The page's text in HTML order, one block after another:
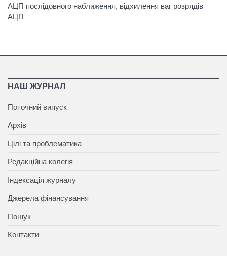
АЦП послідовного наближення, відхилення ваг розрядів
АЦП
НАШ ЖУРНАЛ
Поточний випуск
Архів
Цілі та проблематика
Редакційна колегія
Індексація журналу
Джерела фінансування
Пошук
Контакти